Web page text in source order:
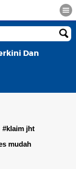
Dan
#klaim jht
mudah